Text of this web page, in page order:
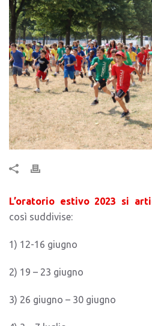
L’oratorio estivo 2023 si
così suddivise:
1) 12-16 giugno
2) 19 – 23 giugno
3) 26 giugno – 30 giugno